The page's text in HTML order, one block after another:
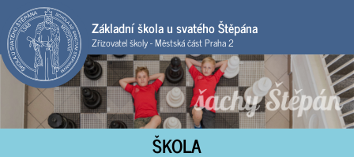
Základní škola u svatého Štěpána
Zřizovatel školy - Městská část Praha 2
ŠKOLA